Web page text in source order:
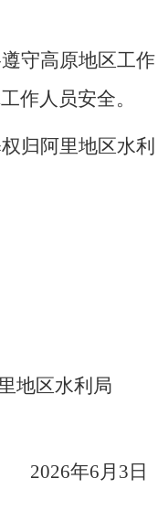
守高原地区工作
作人员安全。
归阿里地区水利
水利局
2026年6月3日